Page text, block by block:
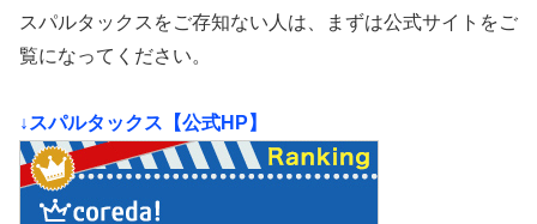
スパルタックスをご存知ない人は、まずは公式サイトをご
覧になってください。
↓スパルタックス【公式HP】